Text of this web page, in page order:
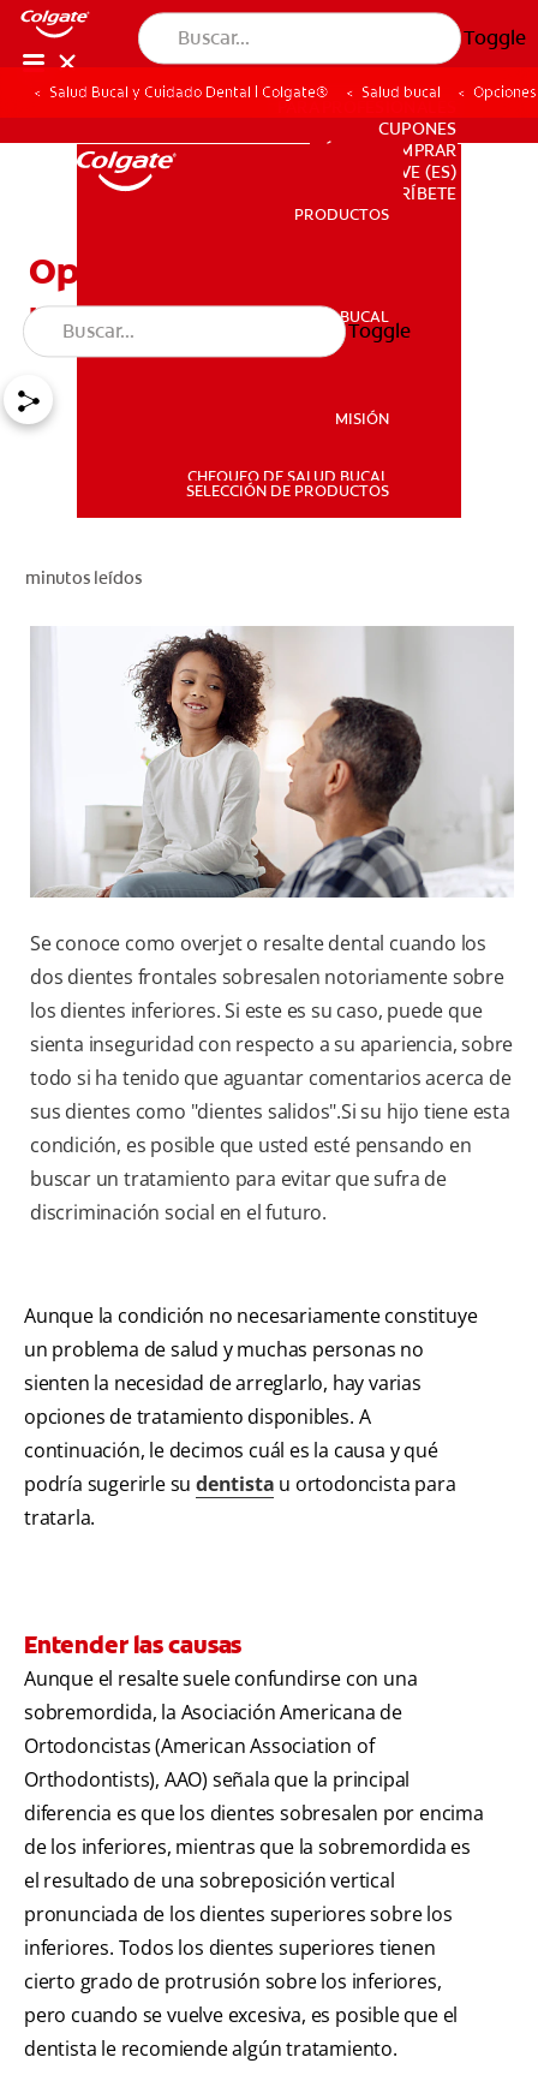
Toggle
PRODUCTOS
SALUD BUCAL
PARA PROFESIONALES
DÓNDE COMPRAR
VE (ES)
PARA PROFESIONALES
CUPONES
DÓNDE COMPRAR
VE (ES)
SUSCRÍBETE
PRODUCTOS
SALUD BUCAL
MISIÓN
CHEQUEO DE SALUD BUCAL
SELECCIÓN DE PRODUCTOS
Toggle
Salud Bucal y Cuidado Dental | Colgate® Salud bucal
Opciones de tratamiento
para los dientes salidos
minutos leídos
Se conoce como overjet o resalte dental cuando los
dos dientes frontales sobresalen notoriamente sobre
los dientes inferiores. Si este es su caso, puede que
sienta inseguridad con respecto a su apariencia, sobre
todo si ha tenido que aguantar comentarios acerca de
sus dientes como "dientes salidos".Si su hijo tiene esta
condición, es posible que usted esté pensando en
buscar un tratamiento para evitar que sufra de
discriminación social en el futuro.
Aunque la condición no necesariamente constituye
un problema de salud y muchas personas no
sienten la necesidad de arreglarlo, hay varias
opciones de tratamiento disponibles. A
continuación, le decimos cuál es la causa y qué
podría sugerirle sudentista u ortodoncista para
tratarla.
Entender las causas
Aunque el resalte suele confundirse con una
sobremordida, la Asociación Americana de
Ortodoncistas (American Association of
Orthodontists), AAO) señala que la principal
diferencia es que los dientes sobresalen por encima
de los inferiores, mientras que la sobremordida es
el resultado de una sobreposición vertical
pronunciada de los dientes superiores sobre los
inferiores. Todos los dientes superiores tienen
cierto grado de protrusión sobre los inferiores,
pero cuando se vuelve excesiva, es posible que el
dentista le recomiende algún tratamiento.